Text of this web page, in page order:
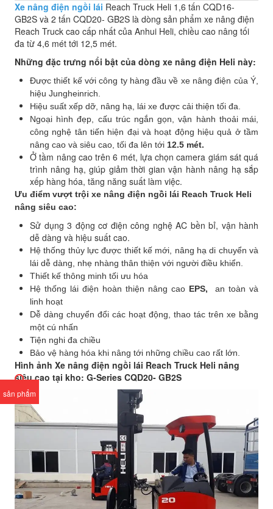
sản phẩm
Xe nâng điện ngồi lái Reach Truck Heli 1,6 tấn CQD16-
GB2S và 2 tấn CQD20- GB2S là dòng sản phẩm xe nâng điện
Reach Truck cao cấp nhất của Anhui Heli, chiều cao nâng tối
đa từ 4,6 mét tới 12,5 mét.
Những đặc trưng nổi bật của dòng xe nâng điện Heli này:
Được thiết kế với công ty hàng đầu về xe nâng điện của Ý,
hiệu Jungheinrich.
Hiệu suất xếp dỡ, nâng hạ, lái xe được cải thiện tối đa.
Ngoại hình đẹp, cấu trúc ngắn gọn, vận hành thoải mái,
công nghệ tân tiến hiện đại và hoạt động hiệu quả ở tầm
nâng cao và siêu cao, tối đa lên tới 12.5 mét.
Ở tầm nâng cao trên 6 mét, lựa chọn camera giám sát quá
trình nâng hạ, giúp giảm thời gian vận hành nâng hạ sắp
xếp hàng hóa, tăng năng suất làm việc.
Ưu điểm vượt trội xe nâng điện ngồi lái Reach Truck Heli
nâng siêu cao:
Sử dụng 3 động cơ điện công nghệ AC bền bỉ, vận hành
dễ dàng và hiệu suất cao.
Hệ thống thủy lực được thiết kế mới, nâng hạ di chuyển và
lái dễ dàng, nhẹ nhàng thân thiện với người điều khiển.
Thiết kế thông minh tối ưu hóa
Hệ thống lái điện hoàn thiện nâng cao EPS,
an toàn và
linh hoạt
Dễ dàng chuyển đổi các hoạt động, thao tác trên xe bằng
một cú nhấn
Tiện nghi đa chiều
Bảo vệ hàng hóa khi nâng tới những chiều cao rất lớn.
Hình ảnh Xe nâng điện ngồi lái Reach Truck Heli nâng
siêu cao tại kho: G-Series CQD20- GB2S